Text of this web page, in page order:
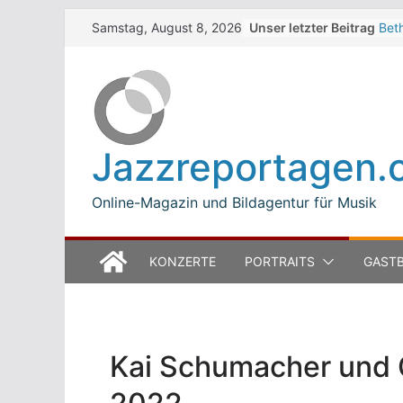
SkipSamstag, August 8, 2026 Unser letzter Beitrag
Online-Magazin und Bildagentur für Musik
KONZERTE PORTRAITS
Kai Schumacher